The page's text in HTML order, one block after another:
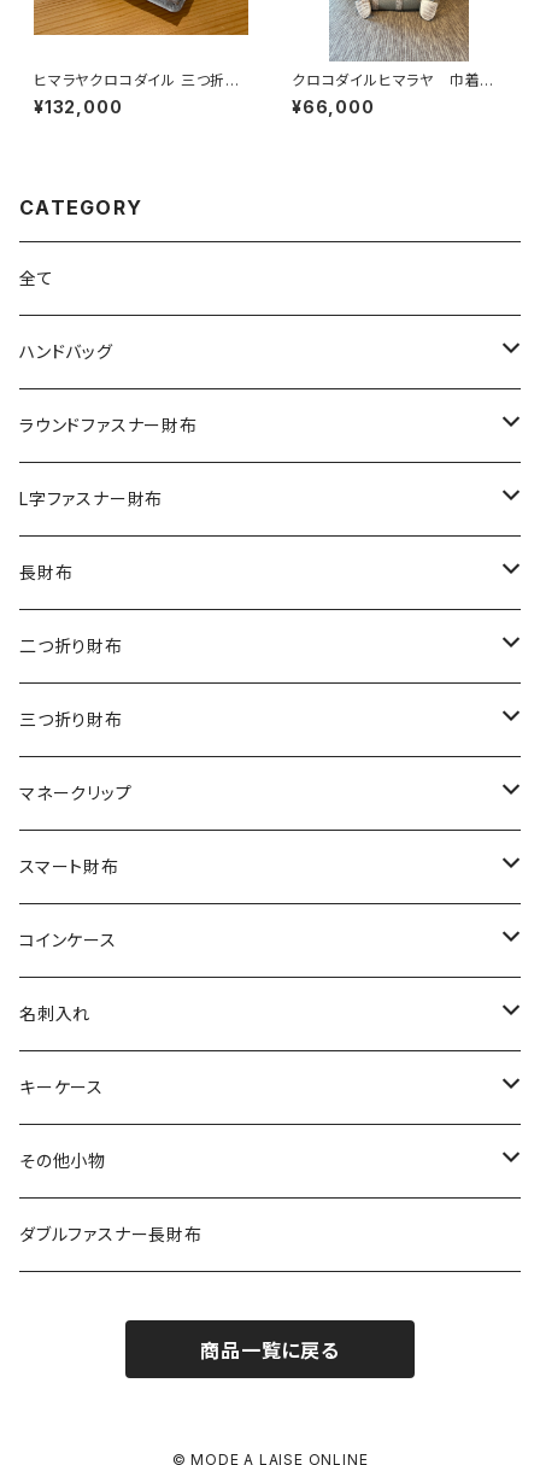
ヒマラヤクロコダイル 三つ折
り ミニウォレット
¥132,000
クロコダイルヒマラヤ 巾着バッ
グ イタリアンシュリンクレザー
¥66,000
CATEGORY
全て
ハンドバッグ
クロコダイル
ダイヤモンドパイソン
オーストリッチ
シャーク
リザード
エレファント
その他の革
ラウンドファスナー財布
クロコダイル
ダイヤモンドパイソン
オーストリッチ
シャーク
リザード
エレファント
その他の革
L字ファスナー財布
クロコダイル
ダイヤモンドパイソン
オーストリッチ
シャーク
リザード
エレファント
その他の革
長財布
クロコダイル
ダイヤモンドパイソン
オーストリッチ
シャーク
リザード
エレファント
その他の革
二つ折り財布
クロコダイル
ダイヤモンドパイソン
オーストリッチ
シャーク
リザード
エレファント
その他の革
三つ折り財布
クロコダイル
ダイヤモンドパイソン
オーストリッチ
シャーク
リザード
エレファント
その他の革
マネークリップ
クロコダイル
ダイヤモンドパイソン
オーストリッチ
シャーク
リザード
エレファント
スマート財布
クロコダイル
ダイヤモンドパイソン
オーストリッチ
シャーク
リザード
コインケース
クロコダイル
ダイヤモンドパイソン
オーストリッチ
シャーク
名刺入れ
クロコダイル
ダイヤモンドパイソン
オーストリッチ
キーケース
クロコダイル
ダイヤモンドパイソン
その他小物
クロコダイル
オーストリッチ
ダブルファスナー長財布
商品一覧に戻る
© MODE A LAISE ONLINE